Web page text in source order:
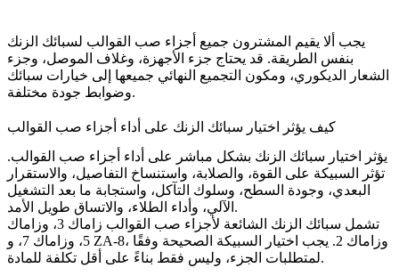
يجب ألا يقيم المشترون جميع أجزاء صب القوالب لسبائك الزنك
بنفس الطريقة. قد يحتاج جزء الأجهزة، وغلاف الموصل، وجزء
الشعار الديكوري، ومكون التجميع النهائي جميعها إلى خيارات سبائك
وضوابط جودة مختلفة.
كيف يؤثر اختيار سبائك الزنك على أداء أجزاء صب القوالب
يؤثر اختيار سبائك الزنك بشكل مباشر على أداء أجزاء صب القوالب.
تؤثر السبيكة على القوة، والصلابة، واستنساخ التفاصيل، والاستقرار
البعدي، وجودة السطح، وسلوك التآكل، واستجابة ما بعد التشغيل
الآلي، وأداء الطلاء، والاتساق طويل الأمد.
تشمل سبائك الزنك الشائعة لأجزاء صب القوالب
زاماك 3، وزاماك
5، وزاماك 7، و ZA-8، وزاماك 2. يجب اختيار السبيكة الصحيحة وفقًا
لمتطلبات الجزء، وليس فقط بناءً على أقل تكلفة للمادة.